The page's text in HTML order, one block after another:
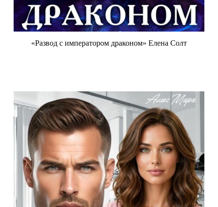
«Развод с императором драконом» Елена Солт